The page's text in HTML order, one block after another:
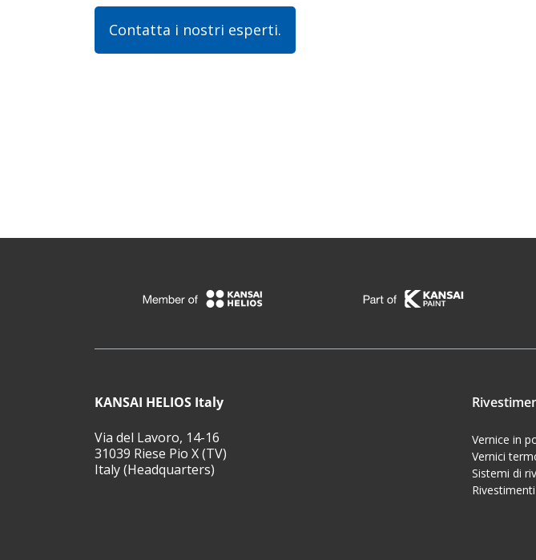
Contatta i nostri esperti.
KANSAI HELIOS Italy
Via del Lavoro, 14-16
31039 Riese Pio X (TV)
Italy (Headquarters)
Vernice in
Vernici
Sistemi di